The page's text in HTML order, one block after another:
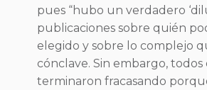
pues “hubo un verdadero
publicaciones sobre quién
elegido y sobre lo complejo
cónclave. Sin embargo, todos
terminaron fracasando